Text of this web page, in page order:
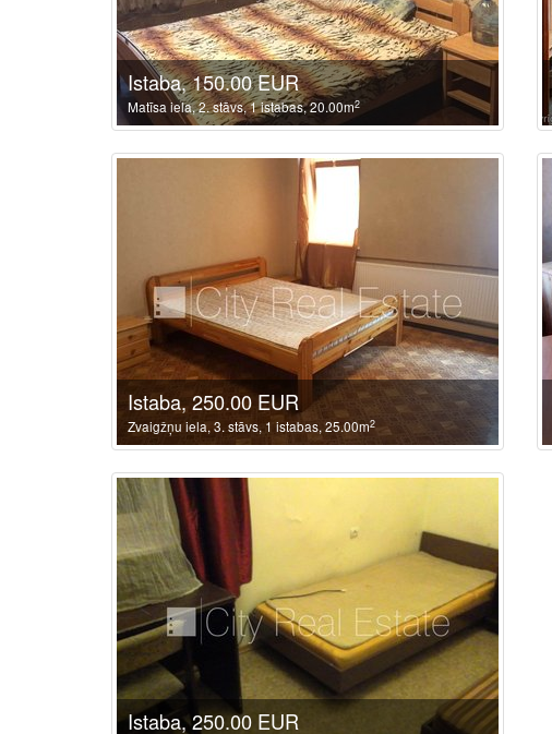
Istaba, 150.00 EUR
Matīsa iela, 2. stāvs, 1 istabas, 20.00m2
Istaba, 250.00 EUR
Zvaigžņu iela, 3. stāvs, 1 istabas, 25.00m2
Istaba, 250.00 EUR